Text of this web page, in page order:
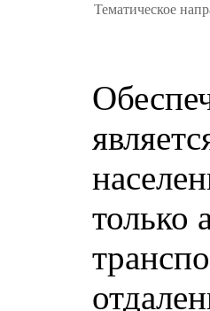
Тематическое
только